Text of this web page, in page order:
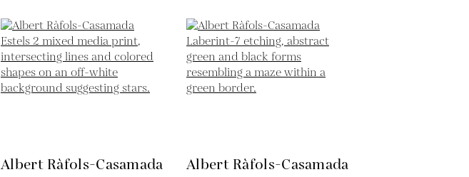
Albert Ràfols-Casamada
Albert Ràfols-Casamada